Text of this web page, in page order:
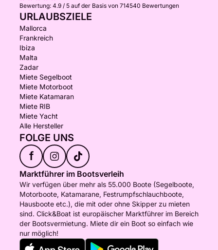
Bewertung: 4.9 / 5 auf der Basis von 714540 Bewertungen
URLAUBSZIELE
Mallorca
Frankreich
Ibiza
Malta
Zadar
Miete Segelboot
Miete Motorboot
Miete Katamaran
Miete RIB
Miete Yacht
Alle Hersteller
FOLGE UNS
f
Marktführer im Bootsverleih
Wir verfügen über mehr als 55.000 Boote (Segelboote,
Motorboote, Katamarane, Festrumpfschlauchboote,
Hausboote etc.), die mit oder ohne Skipper zu mieten
sind. Click&Boat ist europäischer Marktführer im Bereich
der Bootsvermietung. Miete dir ein Boot so einfach wie
nur möglich!